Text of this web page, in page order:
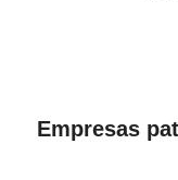
Empresas